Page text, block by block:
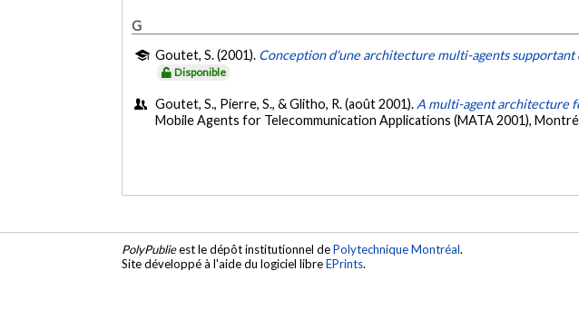
G
Goutet, S. (2001). Conception d'une architecture multi-agents supportant
Disponible
Goutet, S., Pierre, S., & Glitho, R. (août 2001). A multi-agent architecture
Mobile Agents for Telecommunication Applications (MATA 2001),
PolyPublieest le dépôt institutionnel dePolytechnique Montréal.
Site développé à l'aide du logiciel libreEPrints.